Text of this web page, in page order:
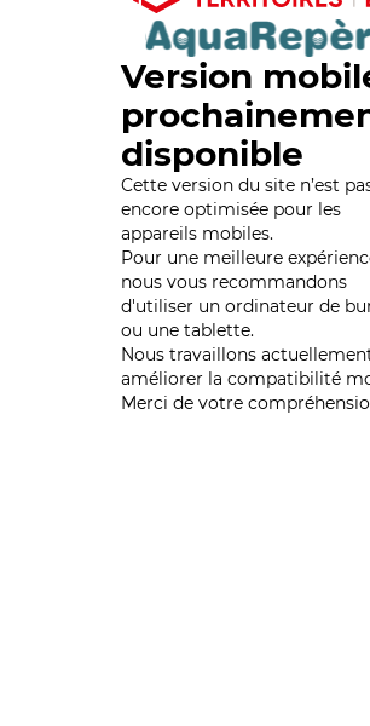
Version
disponible
Cette version du site n’est
encore optimisée pour les
appareils mobiles.
Pour une meilleure
nous vous recommandons
d'utiliser un ordinateur de
ou une tablette.
Nous travaillons
améliorer la compatibilité
Merci de votre